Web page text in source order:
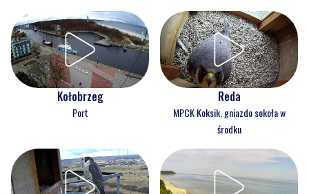
Kołobrzeg
Port
Reda
MPCK Koksik, gniazdo sokoła w
środku